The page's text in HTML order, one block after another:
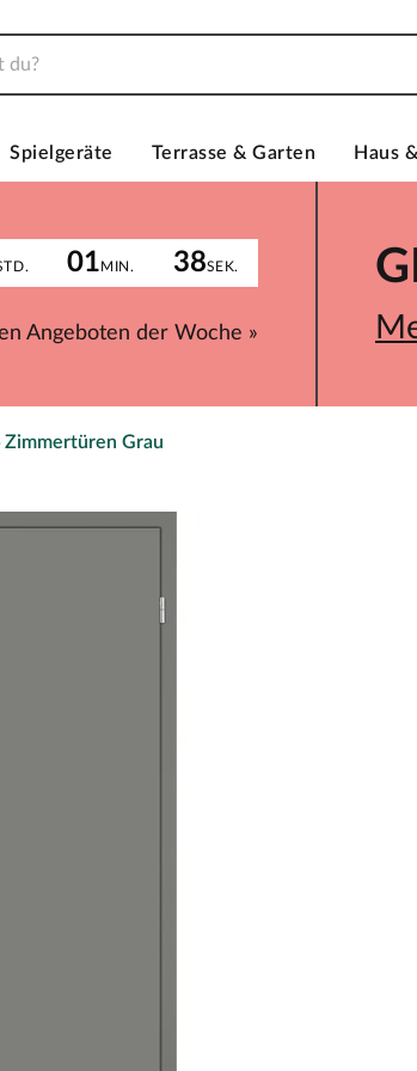
Spielgeräte Terrasse & Garten Haus
01MIN. 38SEK.
Angeboten der Woche »
Zimmertüren Grau